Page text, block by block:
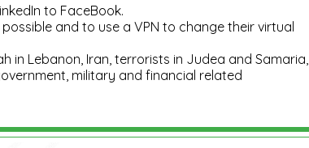
to FaceBook.
and to use a VPN to change their virtual
in Lebanon, Iran, terrorists in Judea and Samaria,
military and financial related